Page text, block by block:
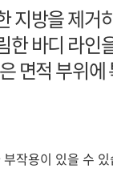
지방을 제거
한 바디 라인
면적 부위
작용이 있을 수 있